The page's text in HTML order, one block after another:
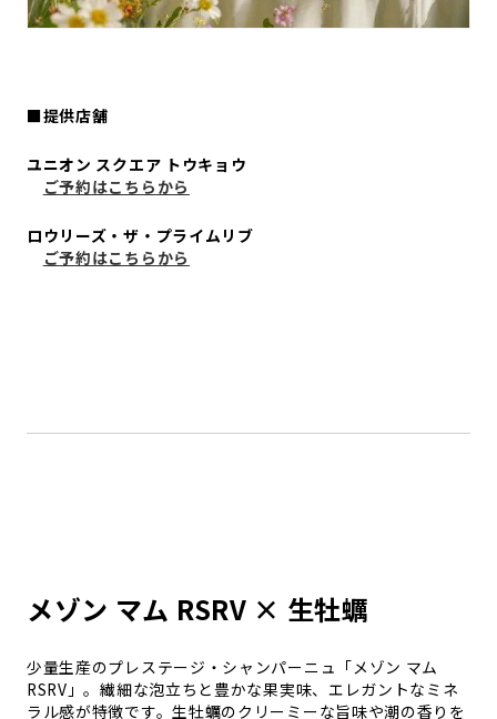
■提供店舗
ユニオン スクエア トウキョウ
ご予約はこちらから
ロウリーズ・ザ・プライムリブ
ご予約はこちらから
メゾン マム RSRV × 生牡蠣
少量生産のプレステージ・シャンパーニュ「メゾン マム
RSRV」。繊細な泡立ちと豊かな果実味、エレガントなミネ
ラル感が特徴です。生牡蠣のクリーミーな旨味や潮の香りを